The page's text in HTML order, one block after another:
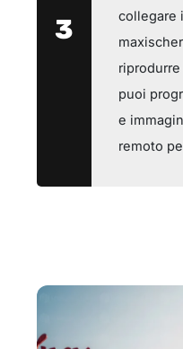
3
collegare
puoi
e
remoto